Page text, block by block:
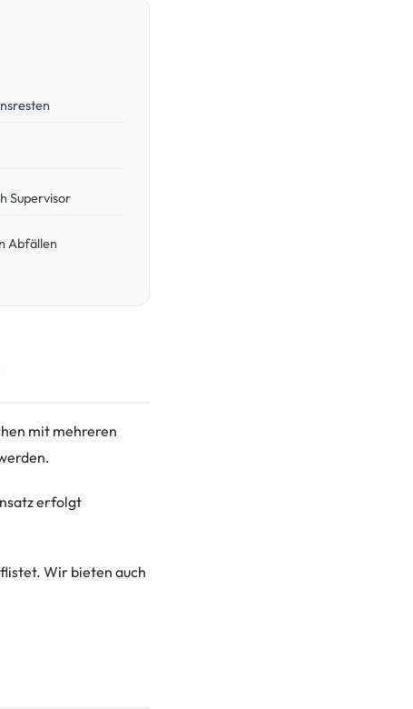
Supervisor
Abfällen
mit mehreren
erfolgt
Wir bieten auch